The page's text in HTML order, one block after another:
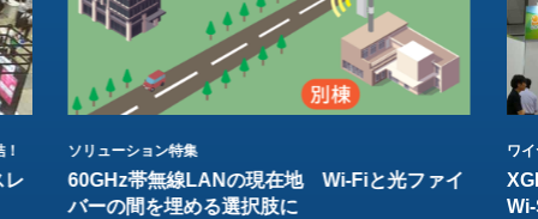
レ
ソリューション特集
60GHz帯無線LANの現在地 Wi-Fiと光ファイ
バーの間を埋める選択肢に
ワ